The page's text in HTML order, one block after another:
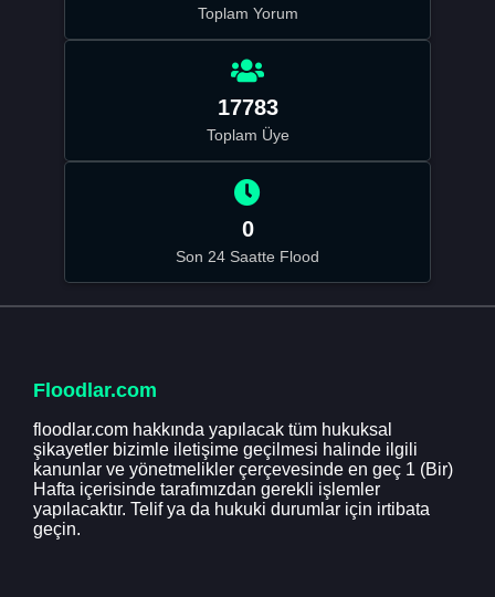
Toplam Yorum
17783
Toplam Üye
0
Son 24 Saatte Flood
Floodlar.com
floodlar.com hakkında yapılacak tüm hukuksal
şikayetler bizimle iletişime geçilmesi halinde ilgili
kanunlar ve yönetmelikler çerçevesinde en geç 1 (Bir)
Hafta içerisinde tarafımızdan gerekli işlemler
yapılacaktır. Telif ya da hukuki durumlar için irtibata
geçin.